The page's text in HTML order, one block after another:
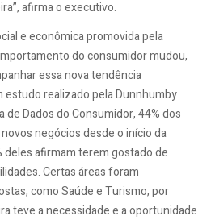
afirma o executivo.
e econômica promovida pela
do consumidor mudou,
essa nova tendência
realizado pela Dunnhumby
de Dados do Consumidor, 44% dos
negócios desde o início da
afirmam terem gostado de
Certas áreas foram
como Saúde e Turismo, por
teve a necessidade e a oportunidade